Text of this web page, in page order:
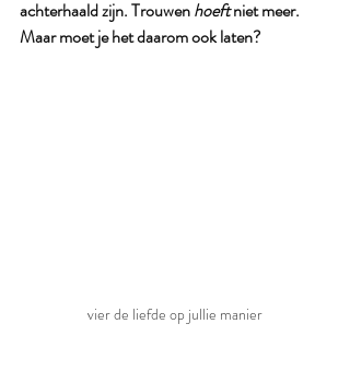
achterhaald zijn. Trouwen hoeft niet meer.
Maar moet je het daarom ook laten?
vier de liefde op jullie manier